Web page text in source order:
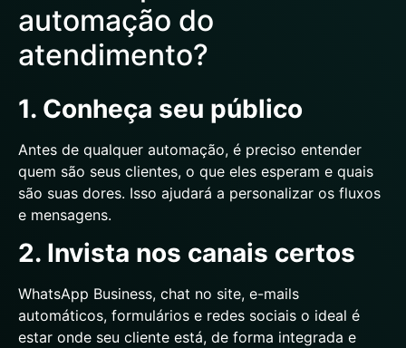
automação do
atendimento?
1. Conheça seu público
Antes de qualquer automação, é preciso entender
quem são seus clientes, o que eles esperam e quais
são suas dores. Isso ajudará a personalizar os fluxos
e mensagens.
2. Invista nos canais certos
WhatsApp Business, chat no site, e-mails
automáticos, formulários e redes sociais o ideal é
estar onde seu cliente está, de forma integrada e